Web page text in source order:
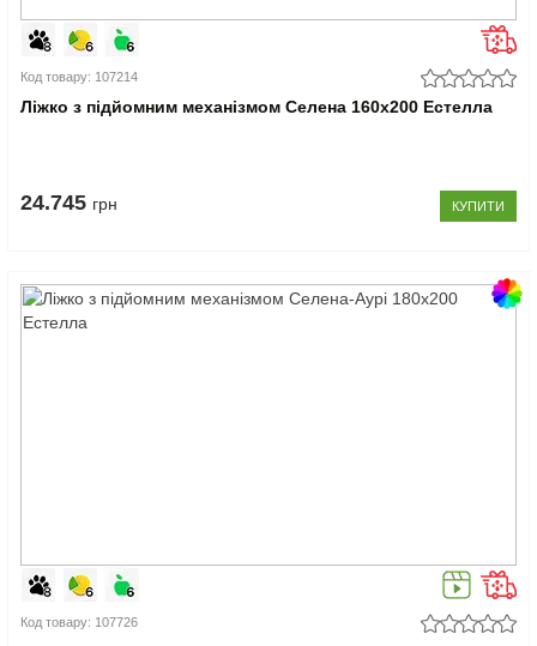
Код товару: 107214
Ліжко з підйомним механізмом Селена 160x200 Естелла
24.745 грн КУПИТИ
Код товару: 107726